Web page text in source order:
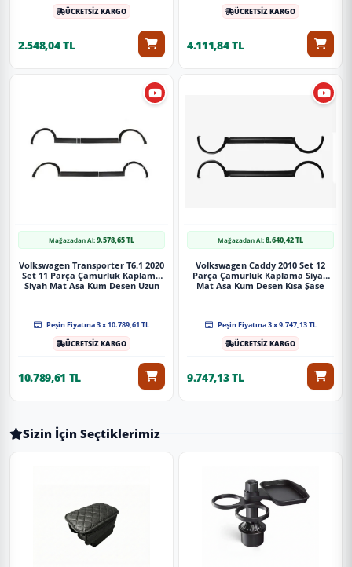
ÜCRETSİZ KARGO
2.548,04 TL
ÜCRETSİZ KARGO
4.111,84 TL
Mağazadan Al:9.578,65 TL
Volkswagen Transporter T6.1 2020
Set 11 Parça Çamurluk Kaplama
Siyah Mat Asa Kum Desen Uzun
Peşin Fiyatına 3 x 10.789,61 TL
ÜCRETSİZ KARGO
10.789,61 TL
Mağazadan Al:8.640,42 TL
Volkswagen Caddy 2010 Set 12
Parça Çamurluk Kaplama Siyah
Mat Asa Kum Desen Kısa Şase
Peşin Fiyatına 3 x 9.747,13 TL
ÜCRETSİZ KARGO
9.747,13 TL
Sizin İçin Seçtiklerimiz